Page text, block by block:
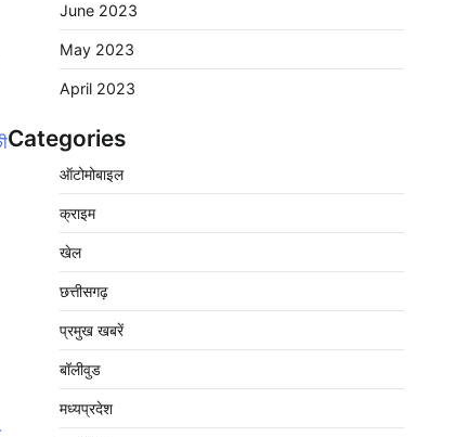
June 2023
May 2023
April 2023
Categories
ऑटोमोबाइल
क्राइम
खेल
छत्तीसगढ़
प्रमुख खबरें
बॉलीवुड
मध्यप्रदेश
5 लाख श्रद्धालुओं के पहुंचने का अनुमान
Pavan Jat August 8, 2026 0
विशेष प्रवर्तन अभियान में नर्मदापुरम पुलिस की